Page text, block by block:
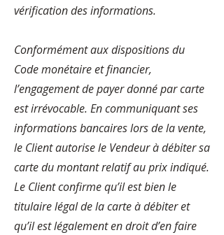
vérification des informations.
Conformément aux dispositions du
Code monétaire et financier,
l’engagement de payer donné par carte
est irrévocable. En communiquant ses
informations bancaires lors de la vente,
le Client autorise le Vendeur à débiter sa
carte du montant relatif au prix indiqué.
Le Client confirme qu’il est bien le
titulaire légal de la carte à débiter et
qu’il est légalement en droit d’en faire